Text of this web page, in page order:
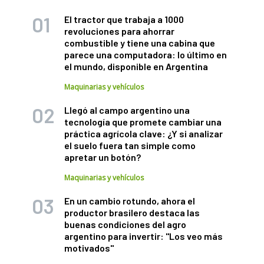
El tractor que trabaja a 1000
revoluciones para ahorrar
combustible y tiene una cabina que
parece una computadora: lo último en
el mundo, disponible en Argentina
Maquinarias y vehículos
Llegó al campo argentino una
tecnología que promete cambiar una
práctica agrícola clave: ¿Y si analizar
el suelo fuera tan simple como
apretar un botón?
Maquinarias y vehículos
En un cambio rotundo, ahora el
productor brasilero destaca las
buenas condiciones del agro
argentino para invertir: "Los veo más
motivados"